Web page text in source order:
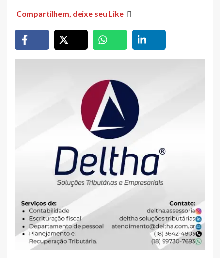
Compartilhem, deixe seu Like 